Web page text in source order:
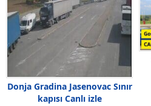
Donja Gradina Jasenovac Sınır
kapısı Canlı izle